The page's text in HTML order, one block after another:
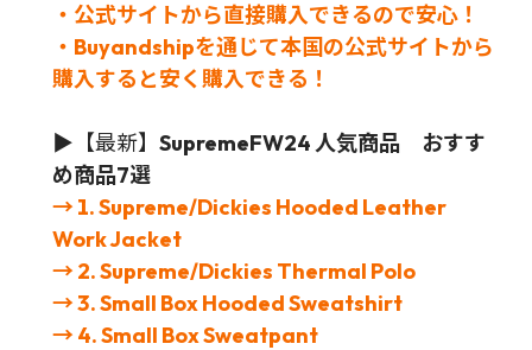
・公式サイトから直接購入できるので安心！
・Buyandshipを通じて本国の公式サイトから
購入すると安く購入できる！
▶ 【最新】 SupremeFW24 人気商品 おすす
め商品7選
→ 1. Supreme/Dickies Hooded Leather
Work Jacket
→ 2. Supreme/Dickies Thermal Polo
→ 3. Small Box Hooded Sweatshirt
→ 4. Small Box Sweatpant